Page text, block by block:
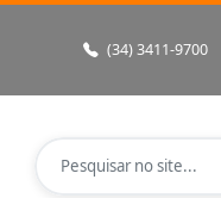
(34) 3411-9700